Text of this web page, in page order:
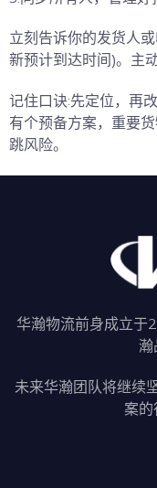
立刻告诉你的发货人
新预计到达时间)。主
记住口诀:先定位，再
有个预备方案，重要
跳风险。
华瀚物流前身成立于
瀚
未来华瀚团队将继续
案的